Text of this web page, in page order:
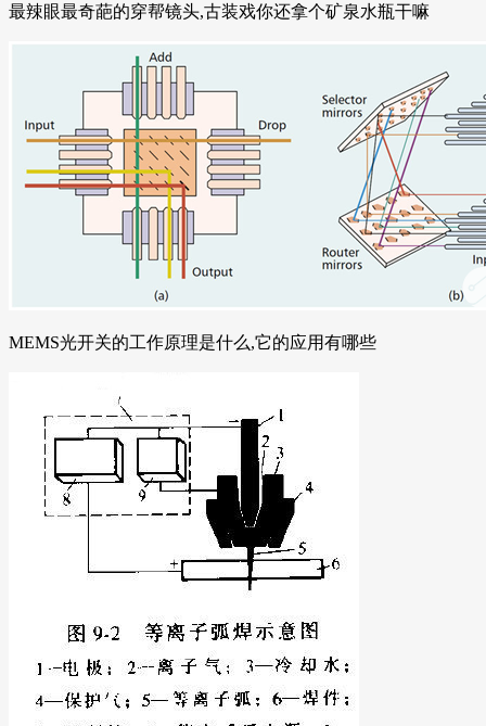
最辣眼最奇葩的穿帮镜头,古装戏你还拿个矿泉水瓶干嘛
MEMS光开关的工作原理是什么,它的应用有哪些